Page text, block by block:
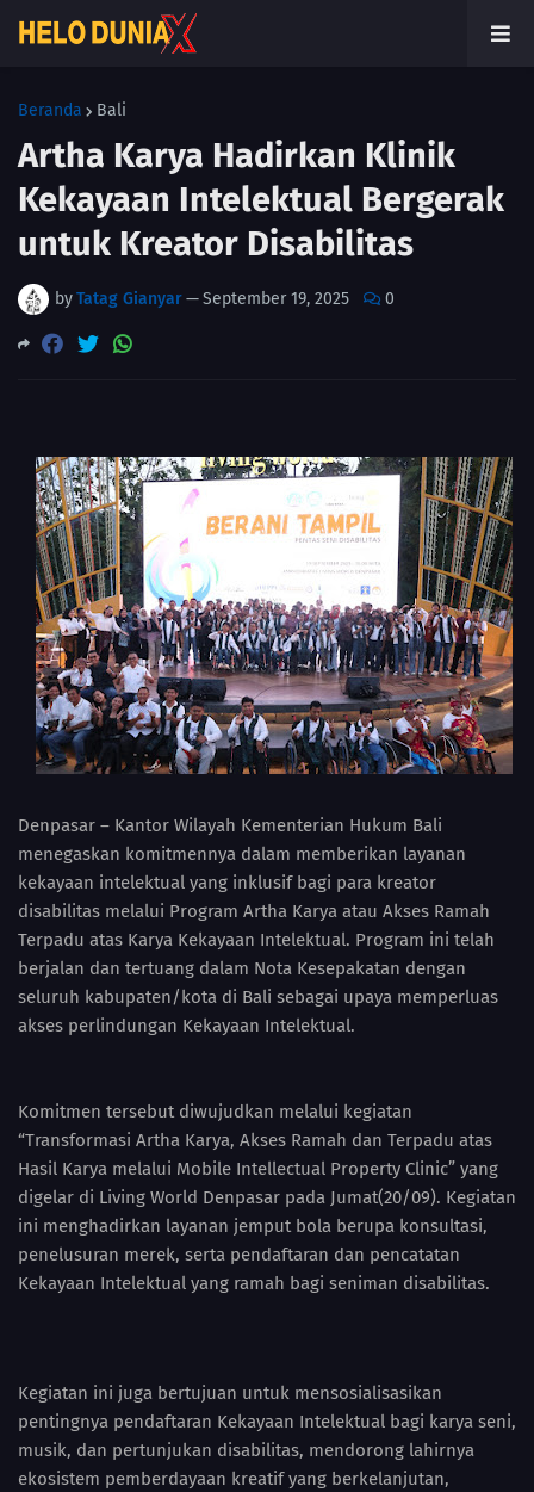
Beranda Bali
Artha Karya Hadirkan Klinik
Kekayaan Intelektual Bergerak
untuk Kreator Disabilitas
byTatag Gianyar—September 19, 2025 0
Denpasar – Kantor Wilayah Kementerian Hukum Bali
menegaskan komitmennya dalam memberikan layanan
kekayaan intelektual yang inklusif bagi para kreator
disabilitas melalui Program Artha Karya atau Akses Ramah
Terpadu atas Karya Kekayaan Intelektual. Program ini telah
berjalan dan tertuang dalam Nota Kesepakatan dengan
seluruh kabupaten/kota di Bali sebagai upaya memperluas
akses perlindungan Kekayaan Intelektual.
Komitmen tersebut diwujudkan melalui kegiatan
“Transformasi Artha Karya, Akses Ramah dan Terpadu atas
Hasil Karya melalui Mobile Intellectual Property Clinic” yang
digelar di Living World Denpasar pada Jumat(20/09). Kegiatan
ini menghadirkan layanan jemput bola berupa konsultasi,
penelusuran merek, serta pendaftaran dan pencatatan
Kekayaan Intelektual yang ramah bagi seniman disabilitas.
Kegiatan ini juga bertujuan untuk mensosialisasikan
pentingnya pendaftaran Kekayaan Intelektual bagi karya seni,
musik, dan pertunjukan disabilitas, mendorong lahirnya
ekosistem pemberdayaan kreatif yang berkelanjutan,